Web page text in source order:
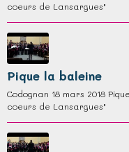
coeurs de Lansargues"
Pique la baleine
Codognan 18 mars 2018
coeurs de Lansargues"